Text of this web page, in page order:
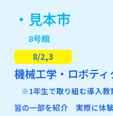
・見本市
8号館
8/2,3
機械工学・ロボテ
※1年生で取り組む導入
習の一部を紹介 実際に体